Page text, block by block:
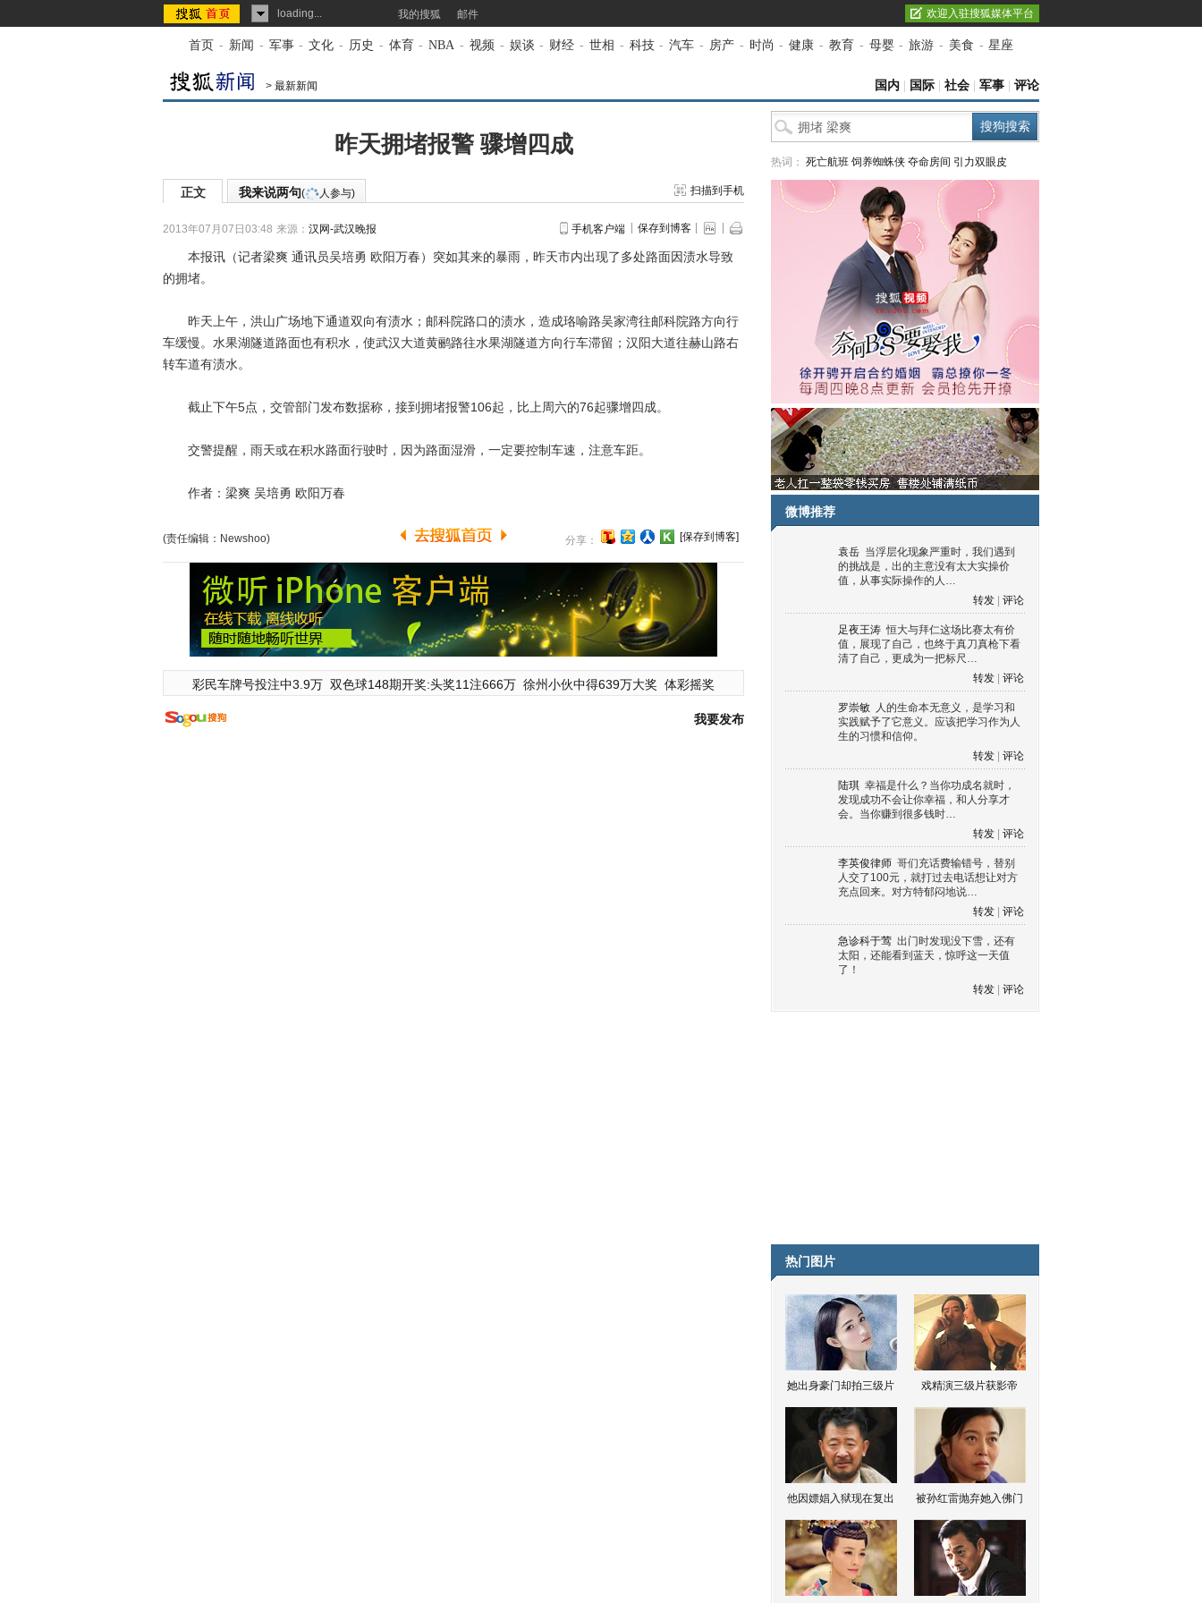
loading... 我的搜狐 邮件 欢迎入驻搜狐媒体平台
首页 - 新闻 - 军事 - 文化 - 历史 - 体育 - NBA - 视频 - 娱谈 - 财经 - 世相 - 科技 - 汽车 - 房产 - 时尚 - 健康 - 教育 - 母婴 - 旅游 - 美食 - 星座
> 最新新闻 国内 国际 社会 军事 评论
昨天拥堵报警 骤增四成
正文 我来说两句( 人参与) 扫描到手机
2013年07月07日03:48 来源： 汉网-武汉晚报 手机客户端 保存到博客
本报讯（记者梁爽 通讯员吴培勇 欧阳万春）突如其来的暴雨，昨天市内出现了多处路面因渍水导致
的拥堵。
昨天上午，洪山广场地下通道双向有渍水；邮科院路口的渍水，造成珞喻路吴家湾往邮科院路方向行
车缓慢。水果湖隧道路面也有积水，使武汉大道黄鹂路往水果湖隧道方向行车滞留；汉阳大道往赫山路右
转车道有渍水。
截止下午5点，交管部门发布数据称，接到拥堵报警106起，比上周六的76起骤增四成。
交警提醒，雨天或在积水路面行驶时，因为路面湿滑，一定要控制车速，注意车距。
作者：梁爽 吴培勇 欧阳万春
(责任编辑：Newshoo) 分享： [保存到博客]
彩民车牌号投注中3.9万 双色球148期开奖:头奖11注666万 徐州小伙中得639万大奖 体彩摇奖
我要发布
热词： 死亡航班 饲养蜘蛛侠 夺命房间 引力双眼皮
微博推荐
袁岳 当浮层化现象严重时，我们遇到
的挑战是，出的主意没有太大实操价
值，从事实际操作的人…
转发
评论
足夜王涛 恒大与拜仁这场比赛太有价
值，展现了自己，也终于真刀真枪下看
清了自己，更成为一把标尺…
转发
评论
罗崇敏 人的生命本无意义，是学习和
实践赋予了它意义。应该把学习作为人
生的习惯和信仰。
转发
评论
陆琪 幸福是什么？当你功成名就时，
发现成功不会让你幸福，和人分享才
会。当你赚到很多钱时…
转发
评论
李英俊律师 哥们充话费输错号，替别
人交了100元，就打过去电话想让对方
充点回来。对方特郁闷地说…
转发
评论
急诊科于莺 出门时发现没下雪，还有
太阳，还能看到蓝天，惊呼这一天值
了！
转发
评论
热门图片
她出身豪门却拍三级片 戏精演三级片获影帝
他因嫖娼入狱现在复出 被孙红雷抛弃她入佛门